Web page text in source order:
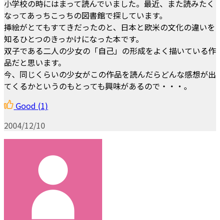
小学校の時にはまって読んでいました。最近、また読みたく
なってあっちこっちの図書館で探しています。
挿絵がとてもすてきだったのと、日本と欧米の文化の違いを
知るひとつのきっかけになった本です。
双子である二人の少女の「自己」の形成をよく描いている作
品だと思います。
今、同じくらいの少女がこの作品を読んだらどんな感想が出
てくるかというのもとっても興味があるので・・・。
Good (1)
2004/12/10